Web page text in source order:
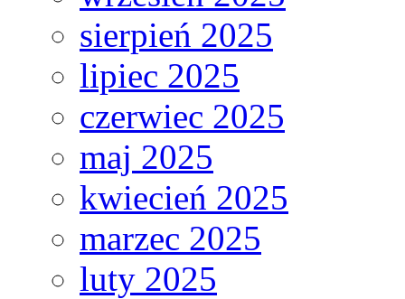
sierpień 2025
lipiec 2025
czerwiec 2025
maj 2025
kwiecień 2025
marzec 2025
luty 2025